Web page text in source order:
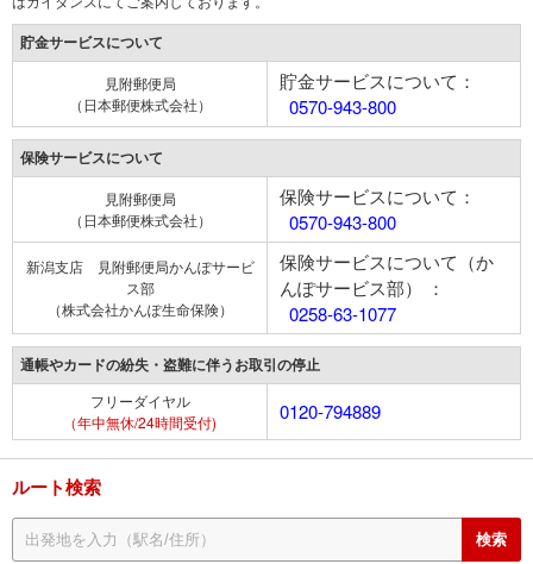
貯金サービスについて
見附郵便局
（日本郵便株式会社）
貯金サービスについて：
0570-943-800
保険サービスについて
見附郵便局
（日本郵便株式会社）
保険サービスについて：
0570-943-800
新潟支店 見附郵便局かんぽサービ
ス部
（株式会社かんぽ生命保険）
保険サービスについて（か
んぽサービス部） ：
0258-63-1077
通帳やカードの紛失・盗難に伴うお取引の停止
フリーダイヤル
（年中無休/24時間受付)
0120-794889
ルート検索